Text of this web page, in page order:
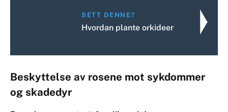
SETT DENNE?
Hvordan plante orkideer
Beskyttelse av rosene mot sykdommer
og skadedyr